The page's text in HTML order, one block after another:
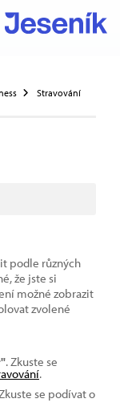
Stravování
podle různých
že jste si
možné zobrazit
zvolené
. Zkuste se
.
se podívat o